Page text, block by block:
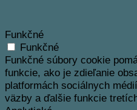
Funkčné
Funkčné
Funkčné súbory cookie
funkcie, ako je zdieľanie
platformách sociálnych
väzby a ďalšie funkcie